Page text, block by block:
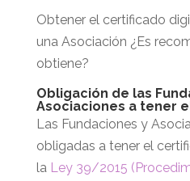
c
e
o
o
k
itt
er
ai
l
m
p
ar
tir
Obtener el certificado
una Asociación ¿Es
obtiene?
Obligación de las
Asociaciones a tener
Las Fundaciones y
obligadas a tener el
la Ley 39/2015